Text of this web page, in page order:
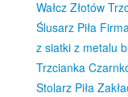
Wałcz Złotów
Ślusarz Piła
z siatki z metalu
Trzcianka
Stolarz Piła